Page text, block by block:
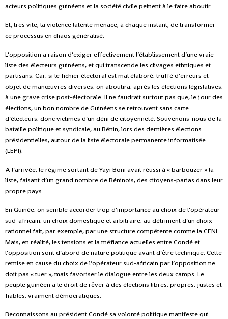
acteurs politiques guinéens et la société civile peinent à le faire aboutir.
Et, très vite, la violence latente menace, à chaque instant, de transformer
ce processus en chaos généralisé.
L’opposition a raison d’exiger effectivement l’établissement d’une vraie
liste des électeurs guinéens, et qui transcende les clivages ethniques et
partisans. Car, si le fichier électoral est mal élaboré, truffé d’erreurs et
objet de manœuvres diverses, on aboutira, après les élections législatives,
à une grave crise post-électorale. Il ne faudrait surtout pas que, le jour des
élections, un bon nombre de Guinéens se retrouvent sans carte
d’électeurs, donc victimes d’un déni de citoyenneté. Souvenons-nous de la
bataille politique et syndicale, au Bénin, lors des dernières élections
présidentielles, autour de la liste électorale permanente informatisée
(LEPI).
A l’arrivée, le régime sortant de Yayi Boni avait réussi à « barbouzer » la
liste, faisant d’un grand nombre de Béninois, des citoyens-parias dans leur
propre pays.
En Guinée, on semble accorder trop d’importance au choix de l’opérateur
sud-africain, un choix domestique et arbitraire, au détriment d’un choix
rationnel fait, par exemple, par une structure compétente comme la CENI.
Mais, en réalité, les tensions et la méfiance actuelles entre Condé et
l’opposition sont d’abord de nature politique avant d’être technique. Cette
remise en cause du choix de l’opérateur sud-africain par l’opposition ne
doit pas « tuer », mais favoriser le dialogue entre les deux camps. Le
peuple guinéen a le droit de rêver à des élections libres, propres, justes et
fiables, vraiment démocratiques.
Reconnaissons au président Condé sa volonté politique manifeste qui